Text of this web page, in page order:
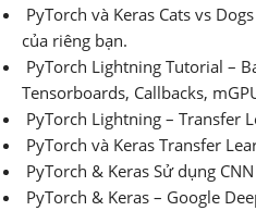
PyTorch và Keras Cats vs
của riêng bạn.
PyTorch Lightning Tutorial –
Tensorboards, Callbacks,
PyTorch Lightning – Transfer
PyTorch và Keras Transfer
PyTorch & Keras Sử dụng
PyTorch & Keras – Google